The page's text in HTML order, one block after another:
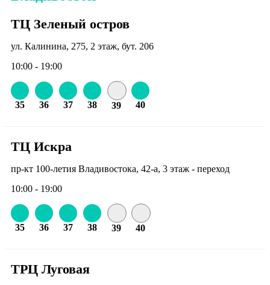
ТЦ Зеленый остров
ул. Калинина, 275, 2 этаж, бут. 206
10:00 - 19:00
35 36 37 38 39 40
ТЦ Искра
пр-кт 100-летия Владивостока, 42-а, 3 этаж - переход
10:00 - 19:00
35 36 37 38 39 40
ТРЦ Луговая